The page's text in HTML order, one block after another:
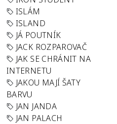
ISLÁM
ISLAND
JÁ POUTNÍK
JACK ROZPAROVAČ
JAK SE CHRÁNIT NA
INTERNETU
JAKOU MAJÍ ŠATY
BARVU
JAN JANDA
JAN PALACH